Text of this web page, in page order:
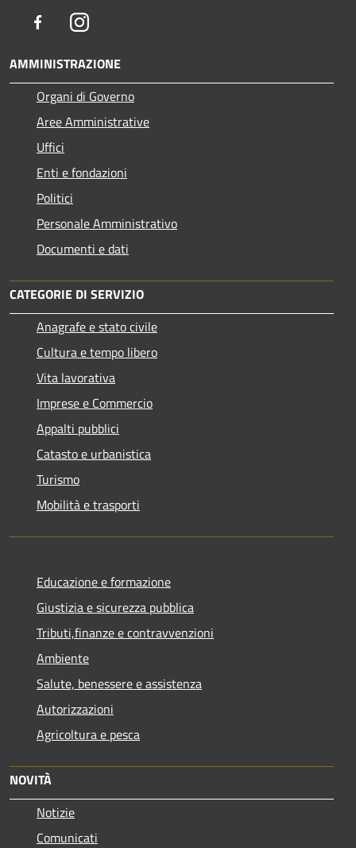
FacebookInstagram
AMMINISTRAZIONE
Organi di Governo
Aree Amministrative
Uffici
Enti e fondazioni
Politici
Personale Amministrativo
Documenti e dati
CATEGORIE DI SERVIZIO
Anagrafe e stato civile
Cultura e tempo libero
Vita lavorativa
Imprese e Commercio
Appalti pubblici
Catasto e urbanistica
Turismo
Mobilità e trasporti
Educazione e formazione
Giustizia e sicurezza pubblica
Tributi,finanze e contravvenzioni
Ambiente
Salute, benessere e assistenza
Autorizzazioni
Agricoltura e pesca
NOVITÀ
Notizie
Comunicati